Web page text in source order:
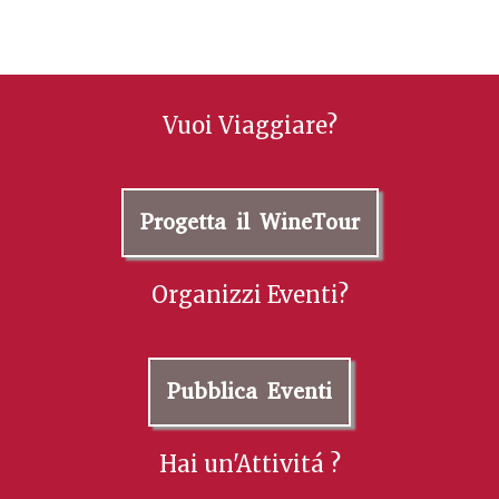
Scopri Montepulciano e il profondo legame che da secoli
intercorre tra la cittadina e il suo vino visitando la fitta
rete di cantine sotterranee scavate…
Tinazzi Experience